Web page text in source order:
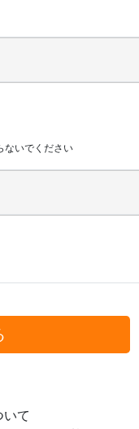
ないでください
て